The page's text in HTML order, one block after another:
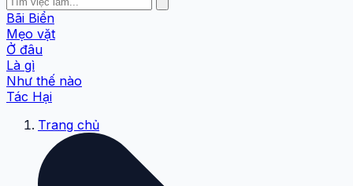
Bãi Biển
Mẹo vặt
Ở đâu
Là gì
Như thế nào
Tác Hại
Trang chủ